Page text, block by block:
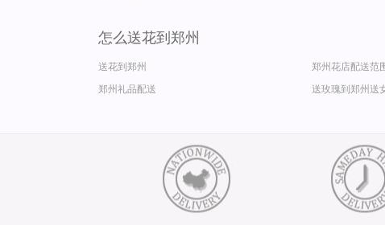
怎么送花到郑州
送花到郑州 郑州花店配送范
郑州礼品配送
送玫瑰到郑州送